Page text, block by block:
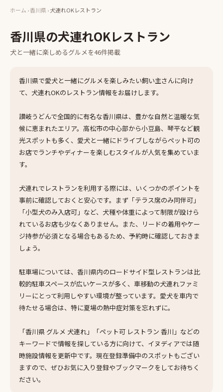
ホーム ›香川県›犬連れOKレストラン
香川県の犬連れOKレストラン
犬と一緒に楽しめるグルメ を46件掲載
香川県で愛犬と一緒にグルメを楽しみたい飼い主さんに向け
て、犬連れOKのレストラン情報をお届けします。
讃岐うどんで全国的に有名な香川県は、豊かな自然と温暖な気
候に恵まれたエリア。高松市の中心部から小豆島、琴平など観
光スポットも多く、愛犬と一緒にドライブしながらペット可の
お店でランチやディナーを楽しむスタイルが人気を集めていま
す。
犬連れでレストランを利用する際には、いくつかのポイントを
事前に確認しておくと安心です。まず「テラス席のみ同伴可」
「小型犬のみ入店可」など、犬種や体重によって制限が設けら
れているお店も少なくありません。また、リードの着用やケー
ジ持参が必須となる場合もあるため、予約時に確認しておきま
しょう。
駐車場については、香川県内のロードサイド型レストランは比
較的駐車スペースが広いケースが多く、車移動の犬連れファミ
リーにとって利用しやすい環境が整っています。愛犬を車内で
待たせる場合は、特に夏場の熱中症対策を忘れずに。
「香川県 グルメ 犬連れ」「ペット可 レストラン 香川」などの
キーワードで情報を探している方に向けて、イヌディアでは随
時施設情報を更新中です。現在登録準備中のスポットもござい
ますので、ぜひお気に入り登録やブックマークをしてお待ちく
ださい。